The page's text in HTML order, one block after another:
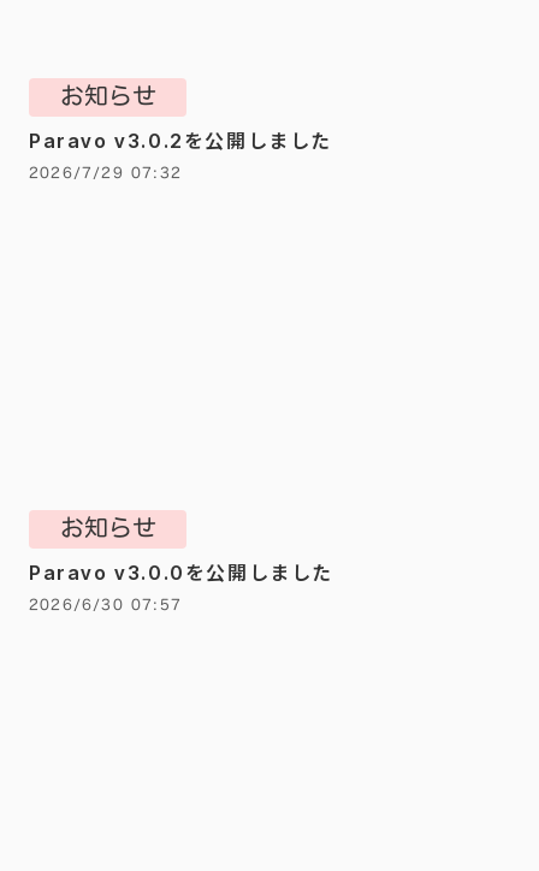
お知らせ
Paravo v3.0.2を公開しました
2026/7/29 07:32
お知らせ
Paravo v3.0.0を公開しました
2026/6/30 07:57